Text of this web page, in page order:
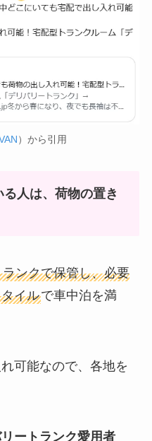
）から引用
人は、荷物の置き
ンクで保管し、必要
イルで車中泊を満
可能なので、各地を
ートランク愛用者